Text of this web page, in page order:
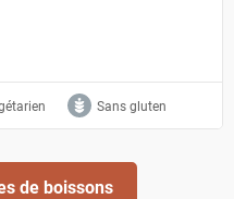
Sans gluten
de boissons